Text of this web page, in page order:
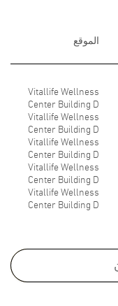
الموقع
Vitallife Wellness
Center Building D
Vitallife Wellness
Center Building D
Vitallife Wellness
Center Building D
Vitallife Wellness
Center Building D
Vitallife Wellness
Center Building D
M.D., Faculty of